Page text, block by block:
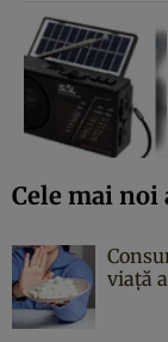
Cele mai noi
viață